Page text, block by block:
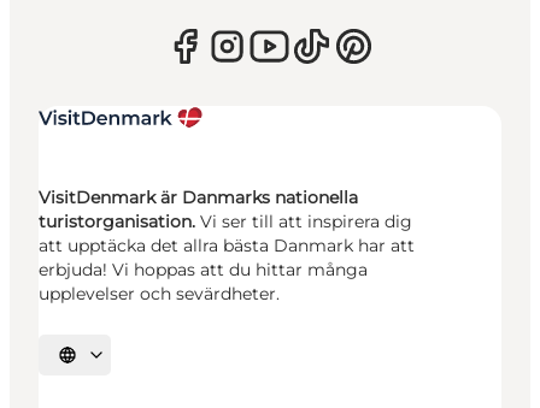
VisitDenmark är Danmarks nationella
turistorganisation. Vi ser till att inspirera dig
att upptäcka det allra bästa Danmark har att
erbjuda! Vi hoppas att du hittar många
upplevelser och sevärdheter.
Välj språk